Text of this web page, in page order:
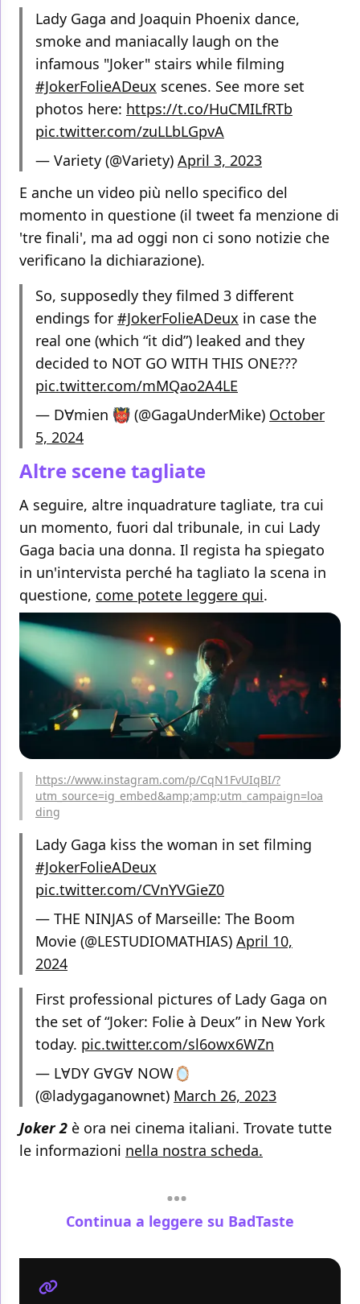
Lady Gaga and Joaquin Phoenix dance,
smoke and maniacally laugh on the
infamous "Joker" stairs while filming
#JokerFolieADeux scenes. See more set
photos here: https://t.co/HuCMILfRTb
pic.twitter.com/zuLLbLGpvA
— Variety (@Variety) April 3, 2023
E anche un video più nello specifico del
momento in questione (il tweet fa menzione di
'tre finali', ma ad oggi non ci sono notizie che
verificano la dichiarazione).
So, supposedly they filmed 3 different
endings for #JokerFolieADeux in case the
real one (which “it did”) leaked and they
decided to NOT GO WITH THIS ONE???
pic.twitter.com/mMQao2A4LE
— D∀mien 👹 (@GagaUnderMike) October
5, 2024
Altre scene tagliate
A seguire, altre inquadrature tagliate, tra cui
un momento, fuori dal tribunale, in cui Lady
Gaga bacia una donna. Il regista ha spiegato
in un'intervista perché ha tagliato la scena in
questione, come potete leggere qui.
https://www.instagram.com/p/CqN1FvUIqBI/?
utm_source=ig_embed&amp;amp;utm_campaign=loa
ding
Lady Gaga kiss the woman in set filming
#JokerFolieADeux
pic.twitter.com/CVnYVGieZ0
— THE NINJAS of Marseille: The Boom
Movie (@LESTUDIOMATHIAS) April 10,
2024
First professional pictures of Lady Gaga on
the set of “Joker: Folie à Deux” in New York
today. pic.twitter.com/sl6owx6WZn
— LⱯDY GⱯGⱯ NOW🪞
(@ladygaganownet) March 26, 2023
Joker 2 è ora nei cinema italiani. Trovate tutte
le informazioni nella nostra scheda.
Continua a leggere su BadTaste